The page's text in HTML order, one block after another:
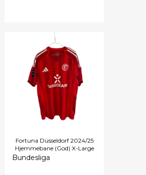
Fortuna Düsseldorf 2024/25
Hjemmebane (God) X-Large
Bundesliga